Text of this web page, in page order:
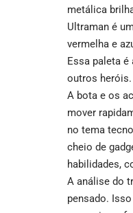
metálica
Ultraman é
vermelha e
Essa paleta é
outros heróis.
A bota e os
mover
no tema
cheio de
habilidades,
A análise do
pensado.